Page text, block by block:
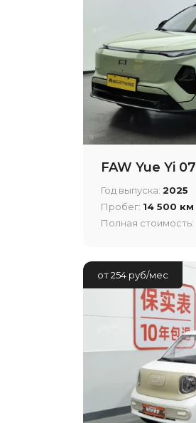
FAW Yue Yi 07
Год выпуска: 2025
Пробег: 14 500 км
Полная стоимость:
от 254 руб/мес